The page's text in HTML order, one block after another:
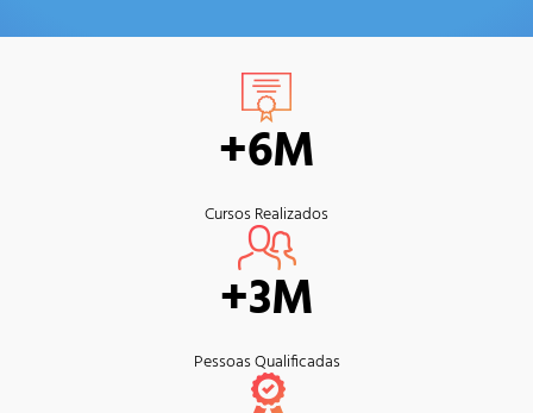
+6M
Cursos Realizados
+3M
Pessoas Qualificadas